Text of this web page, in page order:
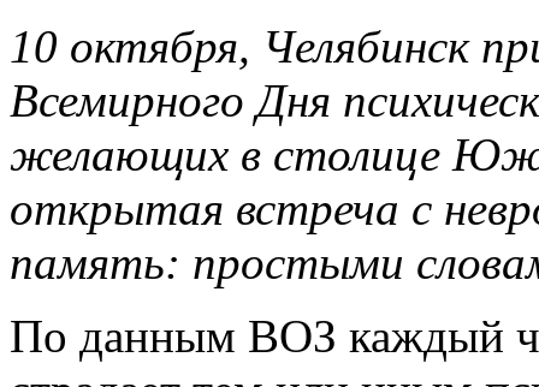
10 октября, Челябинск
Всемирного Дня
желающих в столице
открытая встреча с
память: простыми
По данным ВОЗ каждый